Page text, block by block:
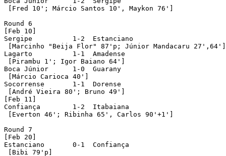
[Fred 10'; Márcio Santos 10', Maykon 76']
Round 6
[Feb 10]
Sergipe		 1-2  Estanciano			att: 1.597
[Marcinho "Beija Flor" 87'p; Júnior Mandacaru 27',64']
Lagarto		 1-1  Amadense				att: 55
[Pirambu 1'; Igor Baiano 64']
Boca Júnior	 1-0  Guarany				att: 20
[Márcio Carioca 40']
Socorrense	 1-1  Dorense				att: 232
[André Vieira 80'; Bruno 49']
[Feb 11]
Confiança	 1-2  Itabaiana				att: 2.940
[Everton 46'; Ribinha 65', Carlos 90'+1']
Round 7
[Feb 20]
Estanciano	 0-1  Confiança				att: 717
[Bibi 79'p]